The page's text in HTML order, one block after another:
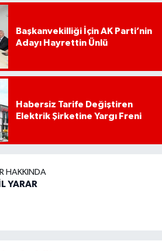
Başkanvekilliği İçin AK Parti’nin
Adayı Hayrettin Ünlü
Habersiz Tarife Değiştiren
Elektrik Şirketine Yargı Freni
HAKKINDA
YARAR